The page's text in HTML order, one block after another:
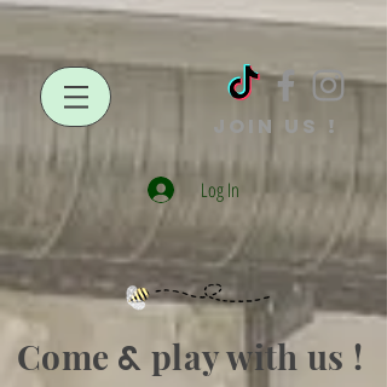
JOIN US !
Log In
Come & play with us !